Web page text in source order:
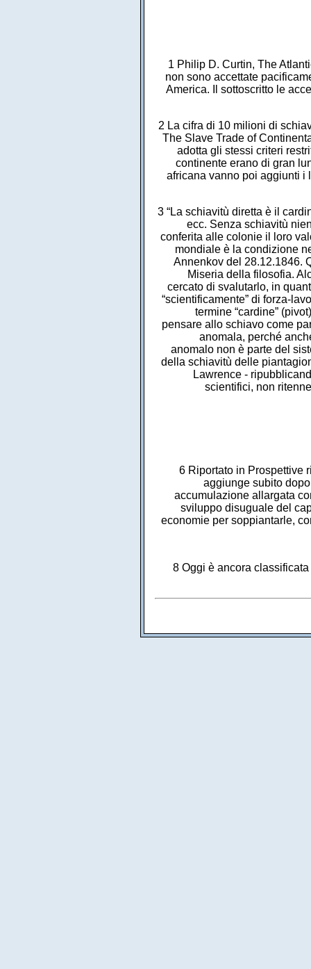
1 Philip D. Curtin, The
non sono accettate
America. Il sottoscritto le
2 La cifra di 10 milioni di
The Slave Trade of
adotta gli stessi criteri
continente erano di gran
africana vanno poi aggiunti i
3 “La schiavitù diretta è il
ecc. Senza schiavitù
conferita alle colonie il loro
mondiale è la condizione
Annenkov del 28.12.1846.
Miseria della filosofia.
cercato di svalutarlo, in
“scientificamente” di forza-
termine “cardine”
pensare allo schiavo come
anomala, perché
anomalo non è parte del
della schiavitù delle
Lawrence -
scientifici, non
6 Riportato in Prospettive
aggiunge subito
accumulazione allargata
sviluppo disuguale del
economie per soppiantarle,
8 Oggi è ancora